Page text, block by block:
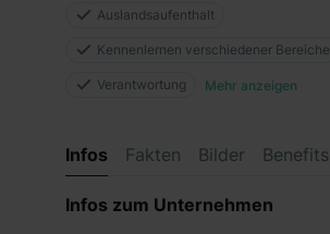
Auslandsaufenthalt
Kennenlernen verschiedener Bereiche
Verantwortung Mehr anzeigen
Infos Fakten Bilder Benefits
Infos zum Unternehmen